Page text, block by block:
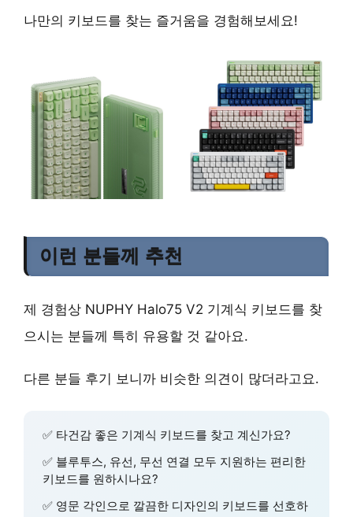
나만의 키보드를 찾는 즐거움을 경험해보세요!
이런 분들께 추천
제 경험상 NUPHY Halo75 V2 기계식 키보드를 찾
으시는 분들께 특히 유용할 것 같아요.
다른 분들 후기 보니까 비슷한 의견이 많더라고요.
✅ 타건감 좋은 기계식 키보드를 찾고 계신가요?
✅ 블루투스, 유선, 무선 연결 모두 지원하는 편리한
키보드를 원하시나요?
✅ 영문 각인으로 깔끔한 디자인의 키보드를 선호하